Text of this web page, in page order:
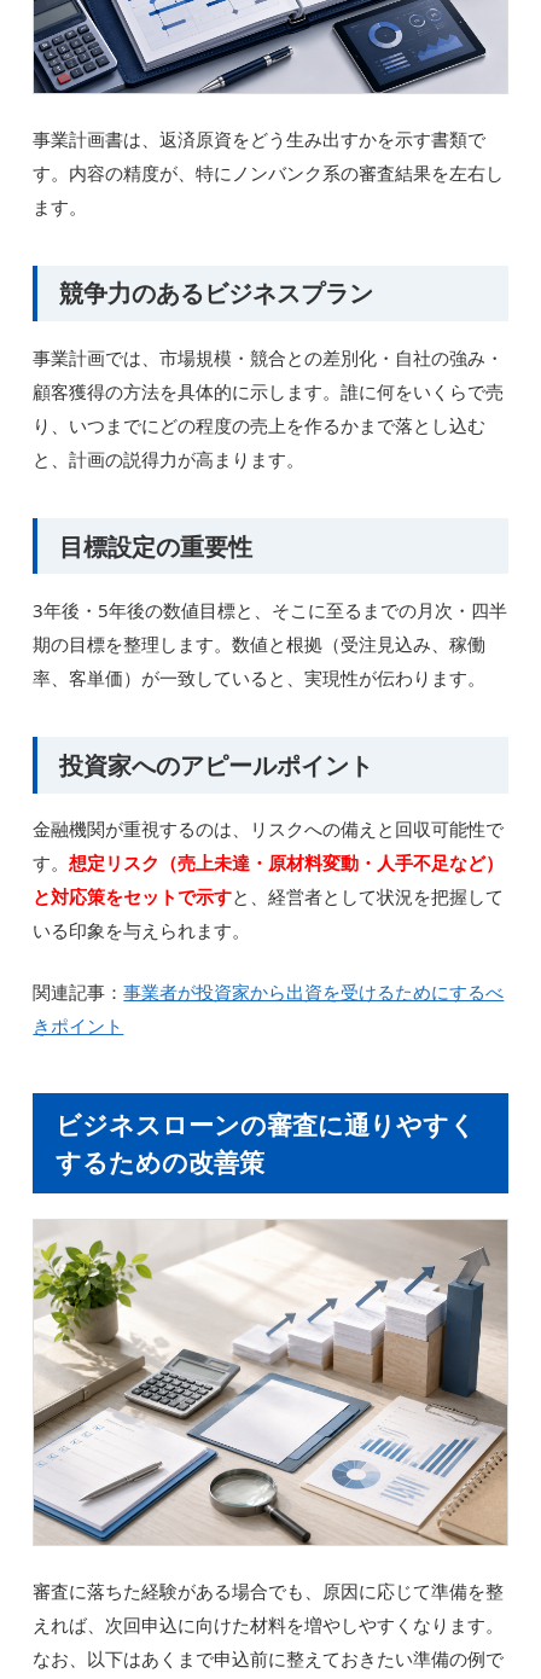
事業計画書は、返済原資をどう生み出すかを示す書類で
す。内容の精度が、特にノンバンク系の審査結果を左右し
ます。
競争力のあるビジネスプラン
事業計画では、市場規模・競合との差別化・自社の強み・
顧客獲得の方法を具体的に示します。誰に何をいくらで売
り、いつまでにどの程度の売上を作るかまで落とし込む
と、計画の説得力が高まります。
目標設定の重要性
3年後・5年後の数値目標と、そこに至るまでの月次・四半
期の目標を整理します。数値と根拠（受注見込み、稼働
率、客単価）が一致していると、実現性が伝わります。
投資家へのアピールポイント
金融機関が重視するのは、リスクへの備えと回収可能性で
す。想定リスク（売上未達・原材料変動・人手不足など）
と対応策をセットで示すと、経営者として状況を把握して
いる印象を与えられます。
関連記事：事業者が投資家から出資を受けるためにするべ
きポイント
ビジネスローンの審査に通りやすく
するための改善策
審査に落ちた経験がある場合でも、原因に応じて準備を整
えれば、次回申込に向けた材料を増やしやすくなります。
なお、以下はあくまで申込前に整えておきたい準備の例で